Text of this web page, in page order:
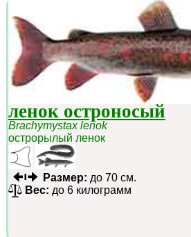
ленок остроносый
Brachymystax lenok
острорылый ленок
Размер: до 70 см.
Вес: до 6 килограмм